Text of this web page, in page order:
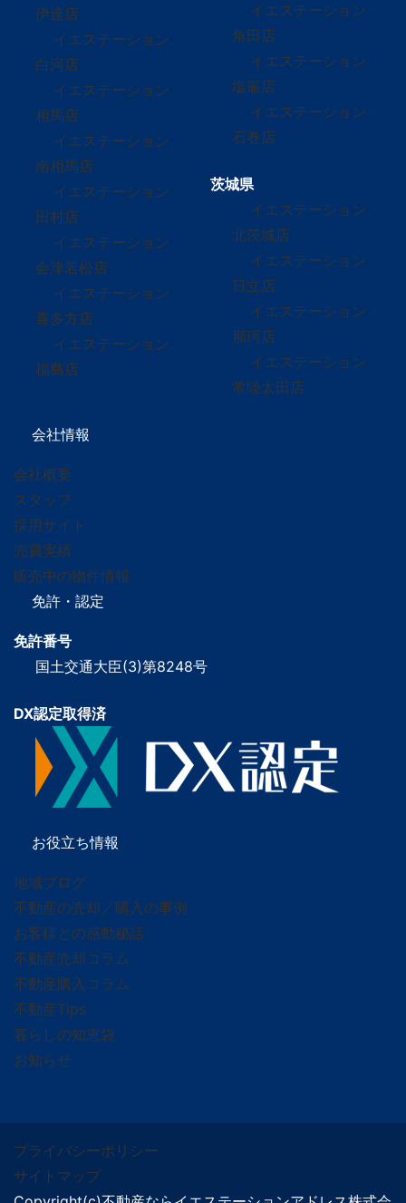
伊達店
イエステーション
白河店
イエステーション
相馬店
イエステーション
南相馬店
イエステーション
田村店
イエステーション
会津若松店
イエステーション
喜多方店
イエステーション
福島店
イエステーション
角田店
イエステーション
塩竈店
イエステーション
石巻店
茨城県
イエステーション
北茨城店
イエステーション
日立店
イエステーション
那珂店
イエステーション
常陸太田店
会社情報
会社概要
スタッフ
採用サイト
売買実績
販売中の物件情報
免許・認定
免許番号
国土交通大臣(3)第8248号
DX認定取得済
お役立ち情報
地域ブログ
不動産の売却／購入の事例
お客様との感動秘話
不動産売却コラム
不動産購入コラム
不動産Tips
暮らしの知恵袋
お知らせ
プライバシーポリシー
サイトマップ